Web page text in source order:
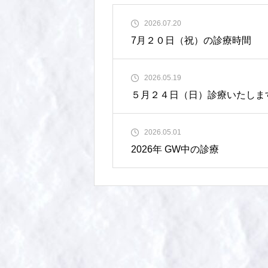
2026.07.20
7月２０日（祝）の診療時間
2026.05.19
５月２４日（日）診療いたしま
2026.05.01
2026年 GW中の診療